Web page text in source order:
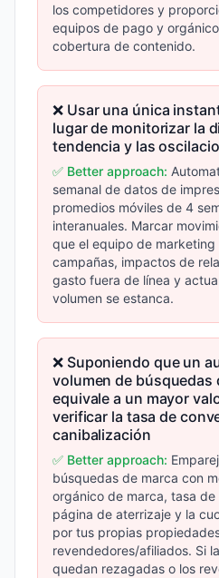
los competidores y
equipos de pago y
cobertura de contenido.
❌ Usar una única
lugar de monitorizar la
tendencia y las
✅ Better approach:
semanal de datos de
promedios móviles de 4
interanuales. Marcar
que el equipo de
campañas, impactos de
gasto fuera de línea y
volumen se estanca.
❌ Suponiendo que un
volumen de búsquedas
equivale a un mayor
verificar la tasa de
canibalización
✅ Better approach:
búsquedas de marca con
orgánico de marca, tasa de
página de aterrizaje y la
por tus propias
revendedores/afiliados. Si
quedan rezagadas o los